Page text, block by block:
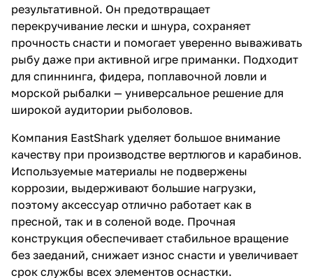
результативной. Он предотвращает
перекручивание лески и шнура, сохраняет
прочность снасти и помогает уверенно вываживать
рыбу даже при активной игре приманки. Подходит
для спиннинга, фидера, поплавочной ловли и
морской рыбалки — универсальное решение для
широкой аудитории рыболовов.
Компания EastShark уделяет большое внимание
качеству при производстве вертлюгов и карабинов.
Используемые материалы не подвержены
коррозии, выдерживают большие нагрузки,
поэтому аксессуар отлично работает как в
пресной, так и в соленой воде. Прочная
конструкция обеспечивает стабильное вращение
без заеданий, снижает износ снасти и увеличивает
срок службы всех элементов оснастки.